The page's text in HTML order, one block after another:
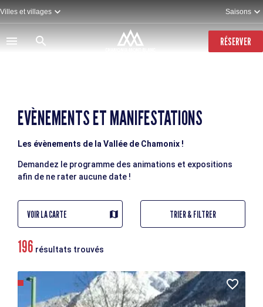
Aller
au
contenu
principal
Villes et villages Saisons
RÉSERVER
EVÈNEMENTS ET MANIFESTATIONS
Les évènements de la Vallée de Chamonix !
Demandez le programme des animations et expositions
afin de ne rater aucune date !
VOIR LA CARTE TRIER & FILTRER
196 résultats trouvés